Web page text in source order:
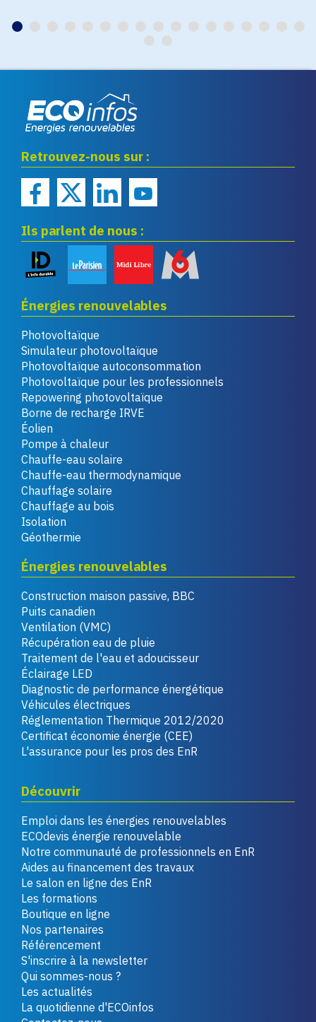
renouvelables
Retrouvez-nous sur :
Ils parlent de nous :
Énergies renouvelables
Photovoltaïque
Simulateur photovoltaïque
Photovoltaïque autoconsommation
Photovoltaïque pour les professionnels
Repowering photovoltaïque
Borne de recharge IRVE
Éolien
Pompe à chaleur
Chauffe-eau solaire
Chauffe-eau thermodynamique
Chauffage solaire
Chauffage au bois
Isolation
Géothermie
Énergies renouvelables
Construction maison passive, BBC
Puits canadien
Ventilation (VMC)
Récupération eau de pluie
Traitement de l'eau et adoucisseur
Éclairage LED
Diagnostic de performance énergétique
Véhicules électriques
Réglementation Thermique 2012/2020
Certificat économie énergie (CEE)
L'assurance pour les pros des EnR
Découvrir
Emploi dans les énergies renouvelables
ECOdevis énergie renouvelable
Notre communauté de professionnels en EnR
Aides au financement des travaux
Le salon en ligne des EnR
Les formations
Boutique en ligne
Nos partenaires
Référencement
S'inscrire à la newsletter
Qui sommes-nous ?
Les actualités
La quotidienne d'ECOinfos